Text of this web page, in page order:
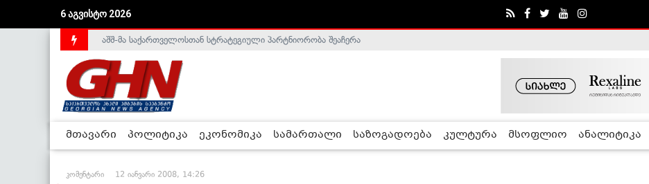
6 აგვისტო 2026
საქართველოს დე-ფაქტო მთავრობა არალეგიტიმურია - ჰელსინკის კომისია
აშშ-მა საქართველოსთან სტრატეგიული პარტნიორობა შეაჩერა
მთავარი პოლიტიკა ეკონომიკა სამართალი საზოგადოება კულტურა მსოფლიო ანალიტიკა
კომენტარი 12 იანვარი 2008, 14:26